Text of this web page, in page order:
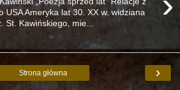
USA Ameryka lat 30. XX w. widziana
St. Kawińskiego, mie...
›
Strona główna